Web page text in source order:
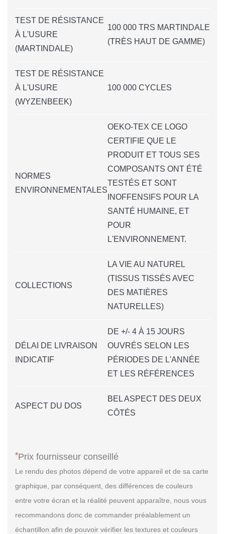
TEST DE RÉSISTANCE
À L'USURE
(MARTINDALE)
100 000 TRS MARTINDALE
(TRÈS HAUT DE GAMME)
TEST DE RÉSISTANCE
À L'USURE
(WYZENBEEK)
100 000 CYCLES
NORMES
ENVIRONNEMENTALES
OEKO-TEX CE LOGO
CERTIFIE QUE LE
PRODUIT ET TOUS SES
COMPOSANTS ONT ÉTÉ
TESTÉS ET SONT
INOFFENSIFS POUR LA
SANTÉ HUMAINE, ET
POUR
L'ENVIRONNEMENT.
COLLECTIONS
LA VIE AU NATUREL
(TISSUS TISSÉS AVEC
DES MATIÈRES
NATURELLES)
DÉLAI DE LIVRAISON
INDICATIF
DE +/- 4 À 15 JOURS
OUVRÉS SELON LES
PÉRIODES DE L'ANNÉE
ET LES RÉFÉRENCES
ASPECT DU DOS
BEL ASPECT DES DEUX
CÔTÉS
*Prix fournisseur conseillé
Le rendu des photos dépend de votre appareil et de sa carte
graphique, par conséquent, des différences de couleurs
entre votre écran et la réalité peuvent apparaître, nous vous
recommandons donc de commander préalablement un
échantillon afin de pouvoir vérifier les textures et couleurs